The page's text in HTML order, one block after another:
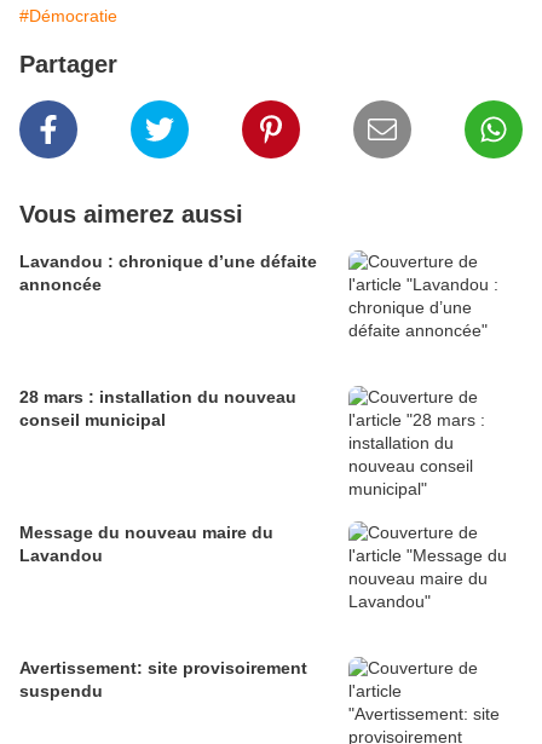
#Démocratie
Partager
Vous aimerez aussi
Lavandou : chronique d’une défaite
annoncée
28 mars : installation du nouveau
conseil municipal
Message du nouveau maire du
Lavandou
Avertissement: site provisoirement
suspendu